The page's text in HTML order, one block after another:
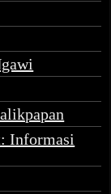
Informasi